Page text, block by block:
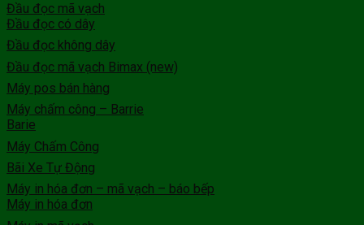
Đầu đọc mã vạch
Đầu đọc có dây
Đầu đọc không dây
Đầu đọc mã vạch Bimax (new)
Máy pos bán hàng
Máy chấm công – Barrie
Barie
Máy Chấm Công
Bãi Xe Tự Động
Máy in hóa đơn – mã vạch – báo bếp
Máy in hóa đơn